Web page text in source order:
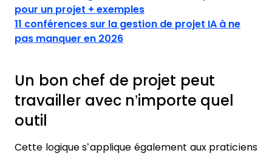
pour un projet + exemples
11 conférences sur la gestion de projet IA à ne
pas manquer en 2026
Un bon chef de projet peut
travailler avec n’importe quel
outil
Cette logique s’applique également aux praticiens